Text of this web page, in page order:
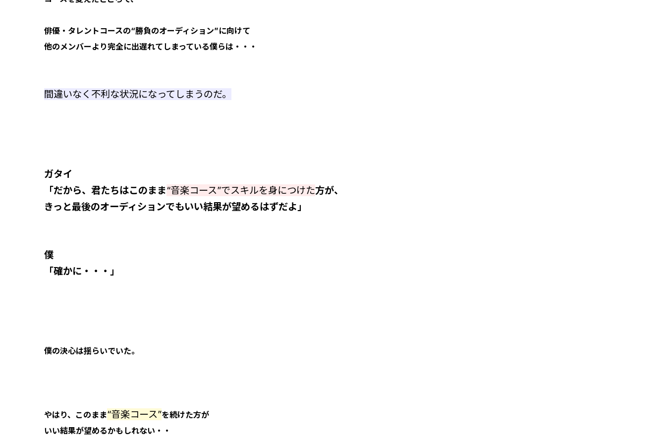
俳優・タレントコースの“勝負のオーディション”に向けて
他のメンバーより完全に出遅れてしまっている僕らは・・・
間違いなく不利な状況になってしまうのだ。
ガタイ
「だから、君たちはこのまま“音楽コース”でスキルを身につけた方が、
きっと最後のオーディションでもいい結果が望めるはずだよ」
僕
「確かに・・・」
僕の決心は揺らいでいた。
やはり、このまま“音楽コース”を続けた方が
いい結果が望めるかもしれない・・